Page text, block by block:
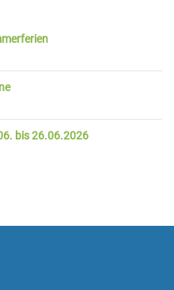
bis 26.06.2026